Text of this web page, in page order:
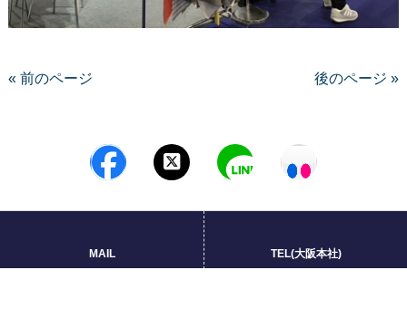
« 前のページ 後のページ »
サイトマップ
プライバシーポリシー
MAIL TEL(大阪本社)